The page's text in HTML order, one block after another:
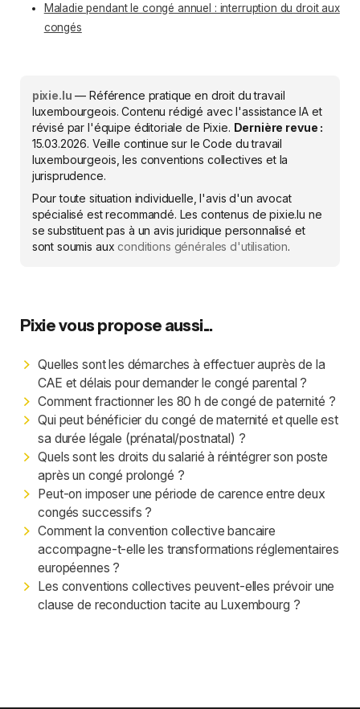
Maladie pendant le congé annuel : interruption du droit aux
congés
pixie.lu — Référence pratique en droit du travail
luxembourgeois. Contenu rédigé avec l'assistance IA et
révisé par l'équipe éditoriale de Pixie. Dernière revue :
15.03.2026. Veille continue sur le Code du travail
luxembourgeois, les conventions collectives et la
jurisprudence.
Pour toute situation individuelle, l'avis d'un avocat
spécialisé est recommandé. Les contenus de pixie.lu ne
se substituent pas à un avis juridique personnalisé et
sont soumis auxconditions générales d'utilisation.
Pixie vous propose aussi...
Quelles sont les démarches à effectuer auprès de la
CAE et délais pour demander le congé parental ?
Comment fractionner les 80 h de congé de paternité ?
Qui peut bénéficier du congé de maternité et quelle est
sa durée légale (prénatal/postnatal) ?
Quels sont les droits du salarié à réintégrer son poste
après un congé prolongé ?
Peut-on imposer une période de carence entre deux
congés successifs ?
Comment la convention collective bancaire
accompagne-t-elle les transformations réglementaires
européennes ?
Les conventions collectives peuvent-elles prévoir une
clause de reconduction tacite au Luxembourg ?